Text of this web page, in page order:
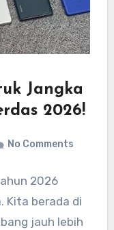
Jangka
2026!
No Comments
2026
Kita berada di
jauh lebih